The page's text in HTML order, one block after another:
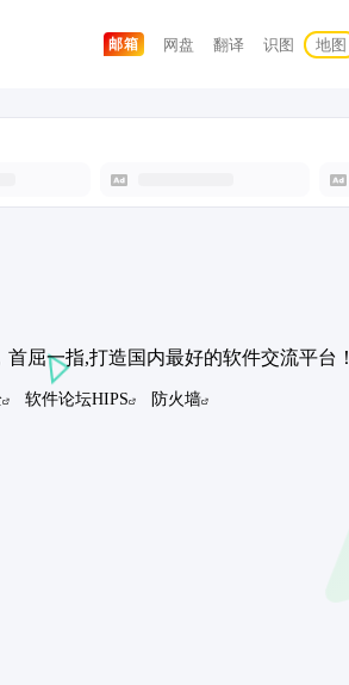
邮箱 网盘 翻译 识图 地图
屈一指,打造国内最好的软件交流平台！
软件论坛HIPS 防火墙